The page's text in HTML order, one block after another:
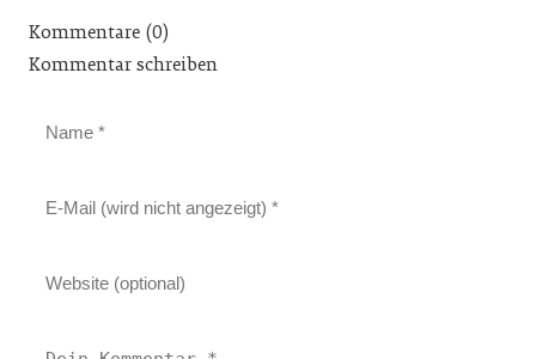
Kommentare (0)
Kommentar schreiben